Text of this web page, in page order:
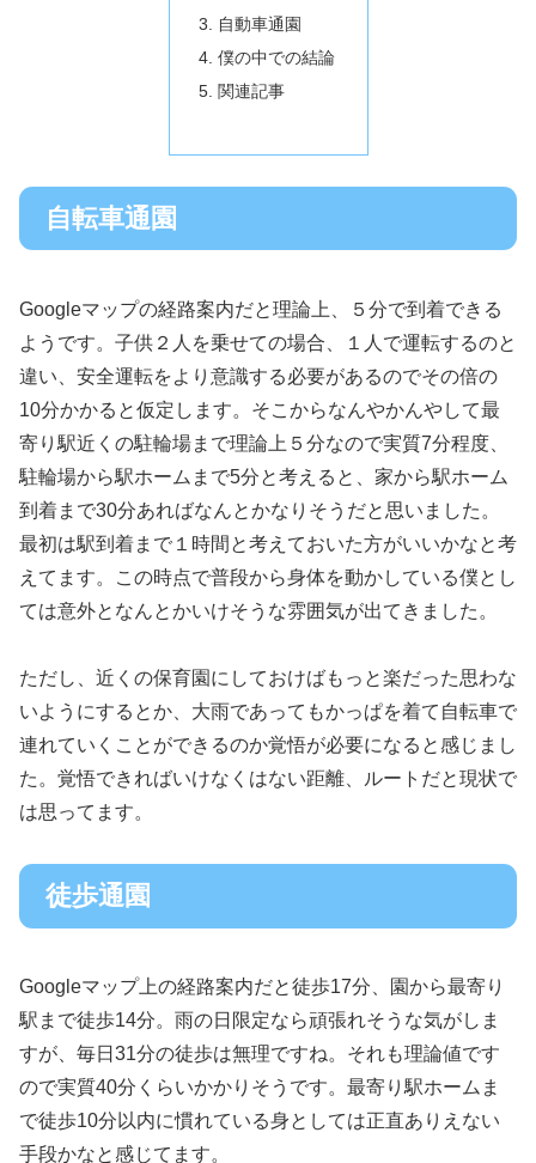
自動車通園
僕の中での結論
関連記事
自転車通園
Googleマップの経路案内だと理論上、５分で到着できる
ようです。子供２人を乗せての場合、１人で運転するのと
違い、安全運転をより意識する必要があるのでその倍の
10分かかると仮定します。そこからなんやかんやして最
寄り駅近くの駐輪場まで理論上５分なので実質7分程度、
駐輪場から駅ホームまで5分と考えると、家から駅ホーム
到着まで30分あればなんとかなりそうだと思いました。
最初は駅到着まで１時間と考えておいた方がいいかなと考
えてます。この時点で普段から身体を動かしている僕とし
ては意外となんとかいけそうな雰囲気が出てきました。
ただし、近くの保育園にしておけばもっと楽だった思わな
いようにするとか、大雨であってもかっぱを着て自転車で
連れていくことができるのか覚悟が必要になると感じまし
た。覚悟できればいけなくはない距離、ルートだと現状で
は思ってます。
徒歩通園
Googleマップ上の経路案内だと徒歩17分、園から最寄り
駅まで徒歩14分。雨の日限定なら頑張れそうな気がしま
すが、毎日31分の徒歩は無理ですね。それも理論値です
ので実質40分くらいかかりそうです。最寄り駅ホームま
で徒歩10分以内に慣れている身としては正直ありえない
手段かなと感じてます。